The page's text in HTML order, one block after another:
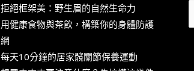
拒絕框架美：野生眉的自然生命力
用健康食物與茶飲，構築你的身體防護
網
每天10分鐘的居家髖關節保養運動